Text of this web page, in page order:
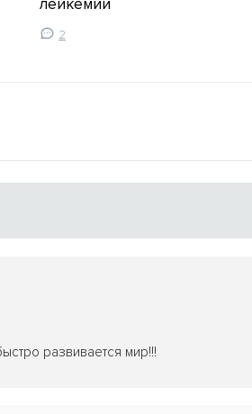
лейкемии
2
развивается мир!!!